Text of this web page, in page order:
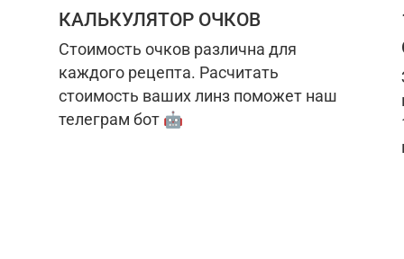
КАЛЬКУЛЯТОР ОЧКОВ
Стоимость очков различна для
каждого рецепта. Расчитать
стоимость ваших линз поможет наш
телеграм бот 🤖